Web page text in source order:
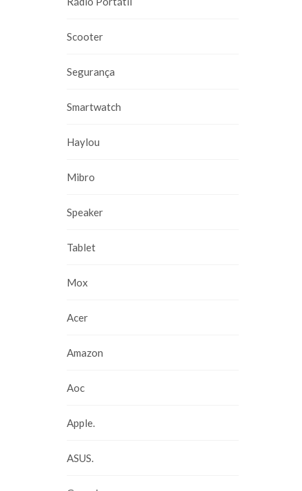
Scooter
Segurança
Smartwatch
Haylou
Mibro
Speaker
Tablet
Mox
Acer
Amazon
Aoc
Apple.
ASUS.